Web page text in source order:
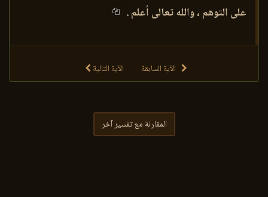
على التوهم ، والله تعالى أعلم .
الآية السابقة الآية التالية
المقارنة مع تفسير آخر